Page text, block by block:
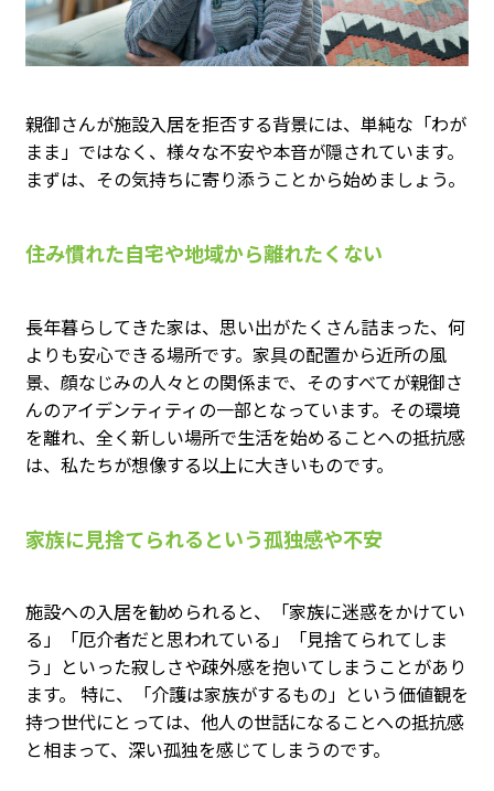
親御さんが施設入居を拒否する背景には、単純な「わが
まま」ではなく、様々な不安や本音が隠されています。
まずは、その気持ちに寄り添うことから始めましょう。
住み慣れた自宅や地域から離れたくない
長年暮らしてきた家は、思い出がたくさん詰まった、何
よりも安心できる場所です。家具の配置から近所の風
景、顔なじみの人々との関係まで、そのすべてが親御さ
んのアイデンティティの一部となっています。その環境
を離れ、全く新しい場所で生活を始めることへの抵抗感
は、私たちが想像する以上に大きいものです。
家族に見捨てられるという孤独感や不安
施設への入居を勧められると、「家族に迷惑をかけてい
る」「厄介者だと思われている」「見捨てられてしま
う」といった寂しさや疎外感を抱いてしまうことがあり
ます。 特に、「介護は家族がするもの」という価値観を
持つ世代にとっては、他人の世話になることへの抵抗感
と相まって、深い孤独を感じてしまうのです。